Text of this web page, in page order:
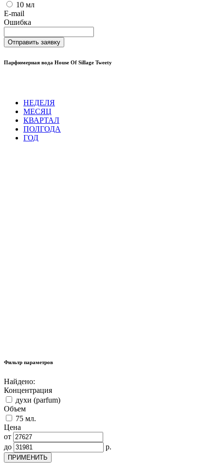
10 мл
E-mail
Ошибка
Отправить заявку
Парфюмерная вода House Of Sillage Tweety
НЕДЕЛЯ
МЕСЯЦ
КВАРТАЛ
ПОЛГОДА
ГОД
Фильтр параметров
Найдено:
Концентрация
духи (parfum)
Объем
75 мл.
Цена
от
до
р.
ПРИМЕНИТЬ